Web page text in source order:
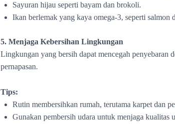
Sayuran hijau seperti bayam dan brokoli.
Ikan berlemak yang kaya omega-3, seperti salmon
5. Menjaga Kebersihan Lingkungan
Lingkungan yang bersih dapat mencegah penyebaran
pernapasan.
Tips:
Rutin membersihkan rumah, terutama karpet dan
Gunakan pembersih udara untuk menjaga kualitas